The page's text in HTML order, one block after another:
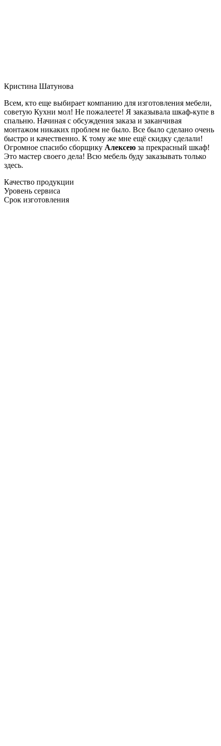
Кристина Шатунова
Всем, кто еще выбирает компанию для изготовления мебели,
советую Кухни мол! Не пожалеете! Я заказывала шкаф-купе в
спальню. Начиная с обсуждения заказа и заканчивая
монтажом никаких проблем не было. Все было сделано очень
быстро и качественно. К тому же мне ещё скидку сделали!
Огромное спасибо сборщику Алексею за прекрасный шкаф!
Это мастер своего дела! Всю мебель буду заказывать только
здесь.
Качество продукции
Уровень сервиса
Срок изготовления